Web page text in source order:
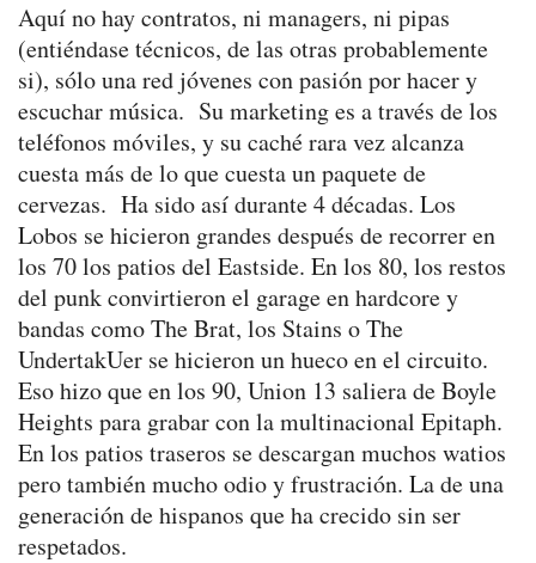
Aquí no hay contratos, ni managers, ni pipas
(entiéndase técnicos, de las otras probablemente
si), sólo una red jóvenes con pasión por hacer y
escuchar música. Su marketing es a través de los
teléfonos móviles, y su caché rara vez alcanza
cuesta más de lo que cuesta un paquete de
cervezas. Ha sido así durante 4 décadas. Los
Lobos se hicieron grandes después de recorrer en
los 70 los patios del Eastside. En los 80, los restos
del punk convirtieron el garage en hardcore y
bandas como The Brat, los Stains o The
UndertakUer se hicieron un hueco en el circuito.
Eso hizo que en los 90, Union 13 saliera de Boyle
Heights para grabar con la multinacional Epitaph.
En los patios traseros se descargan muchos watios
pero también mucho odio y frustración. La de una
generación de hispanos que ha crecido sin ser
respetados.